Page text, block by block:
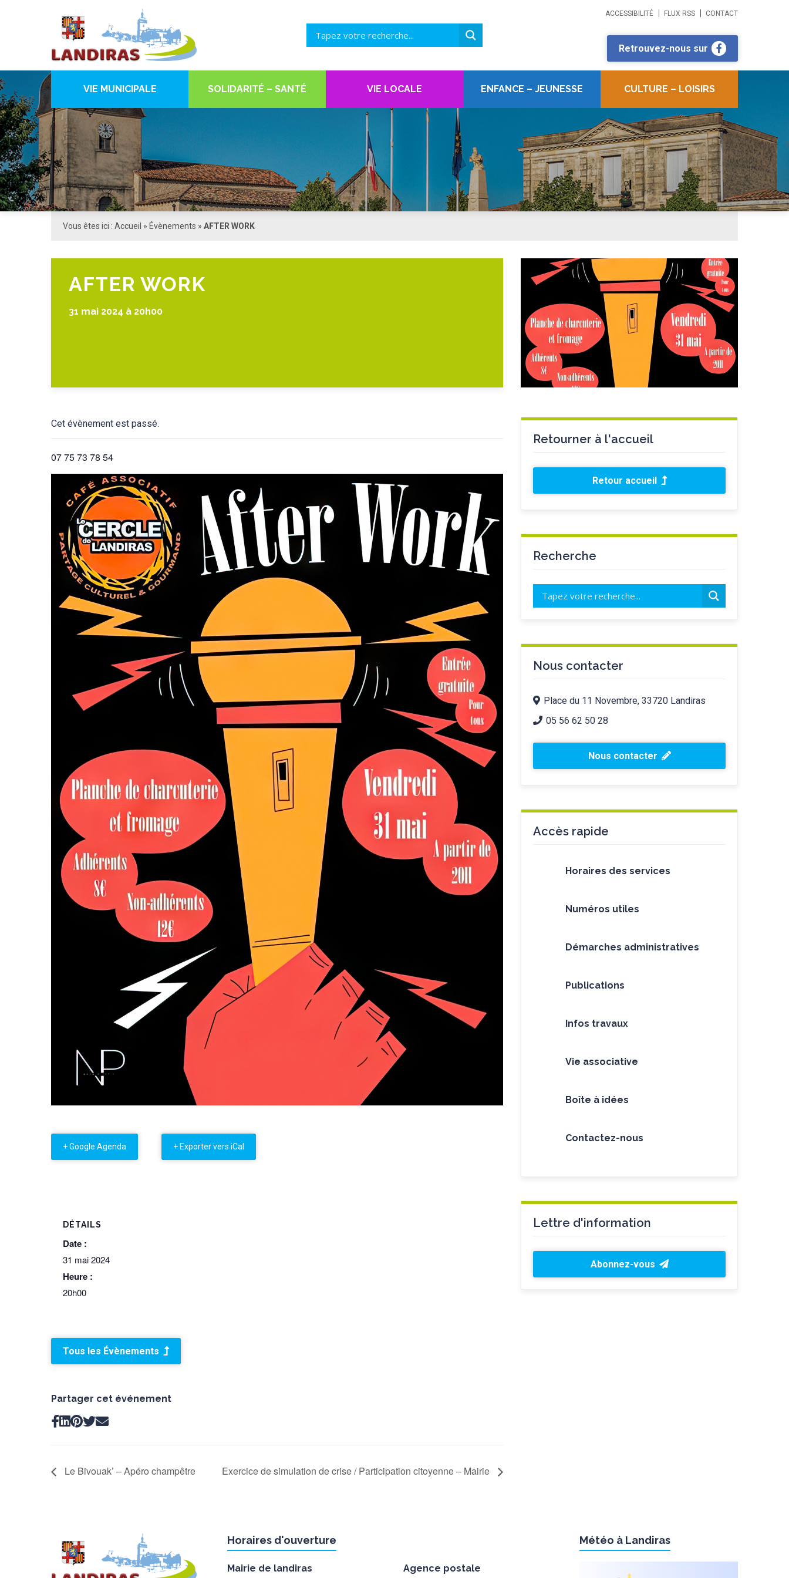
ACCESSIBILITÉ FLUX RSS CONTACT
Retrouvez-nous sur
VIE MUNICIPALE SOLIDARITÉ – SANTÉ VIE LOCALE ENFANCE – JEUNESSE CULTURE – LOISIRS
Vous êtes ici : Accueil » Évènements » AFTER WORK
AFTER WORK
31 mai 2024 à 20h00
Cet évènement est passé.
07 75 73 78 54
+ Google Agenda + Exporter vers iCal
DÉTAILS
Date :
31 mai 2024
Heure :
20h00
Tous les Évènements
Partager cet événement
Le Bivouak’ – Apéro champêtre Exercice de simulation de crise / Participation citoyenne – Mairie
Retourner à l'accueil
Retour accueil
Recherche
Nous contacter
Place du 11 Novembre, 33720 Landiras
05 56 62 50 28
Nous contacter
Accès rapide
Horaires des services
Numéros utiles
Démarches administratives
Publications
Infos travaux
Vie associative
Boîte à idées
Contactez-nous
Lettre d'information
Abonnez-vous
Horaires d'ouverture
Mairie de landiras Agence postale
Météo à Landiras